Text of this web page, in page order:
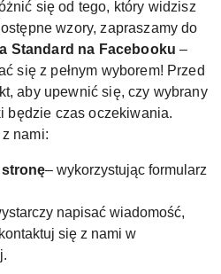
się od tego, który widzisz
wzory, zapraszamy do
Standard na Facebooku –
się z pełnym wyborem! Przed
aby upewnić się, czy wybrany
będzie czas oczekiwania.
nami:
stronę– wykorzystując formularz
napisać wiadomość,
się z nami w